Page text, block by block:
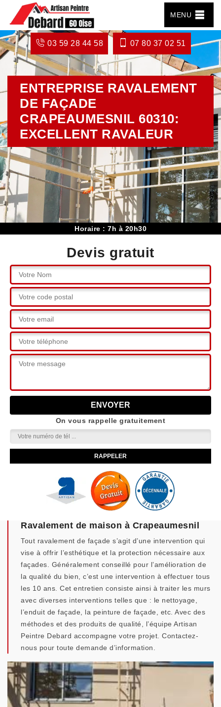
MENU
03 59 28 44 58 07 80 37 02 51
ENTREPRISE RAVALEMENT
DE FAÇADE
CRAPEAUMESNIL 60310:
EXCELLENT RAVALEUR
Horaire : 7h à 20h30
Devis gratuit
On vous rappelle gratuitement
Ravalement de maison à Crapeaumesnil
Tout ravalement de façade s’agit d’une intervention qui
vise à offrir l’esthétique et la protection nécessaire aux
façades. Généralement conseillé pour l’amélioration de
la qualité du bien, c’est une intervention à effectuer tous
les 10 ans. Cet entretien consiste ainsi à traiter les murs
avec diverses interventions telles que : le nettoyage,
l’enduit de façade, la peinture de façade, etc. Avec des
méthodes et des produits de qualité, l’équipe Artisan
Peintre Debard accompagne votre projet. Contactez-
nous pour toute demande d’information.